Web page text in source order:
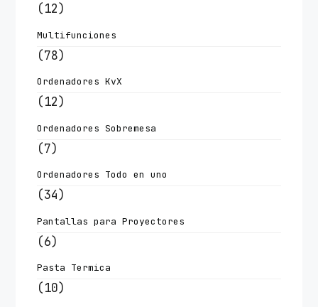
(12)
Multifunciones
(78)
Ordenadores KvX
(12)
Ordenadores Sobremesa
(7)
Ordenadores Todo en uno
(34)
Pantallas para Proyectores
(6)
Pasta Termica
(10)